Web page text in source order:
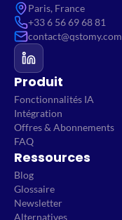
Paris, France
+33 6 56 69 68 81
contact@qstomy.com
Produit
Fonctionnalités IA
Intégration
Offres & Abonnements
FAQ
Ressources
Blog
Glossaire
Newsletter
Alternatives